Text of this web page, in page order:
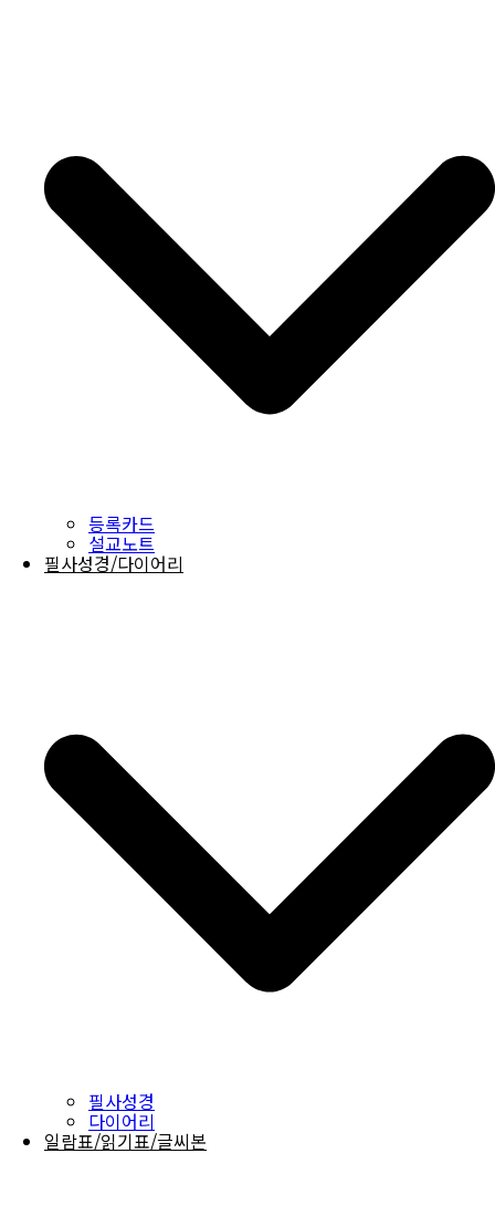
등록카드
설교노트
필사성경/다이어리
필사성경
다이어리
일람표/읽기표/글씨본